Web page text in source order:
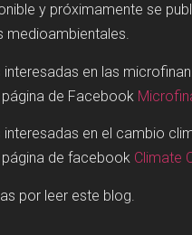
y próximamente se
medioambientales.
interesadas en las
de Facebook
interesadas en el cambio
de facebook Climate
por leer este blog.